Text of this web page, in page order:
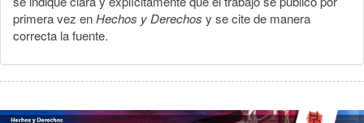
primera vez enHechos y Derechos y se cite de manera
correcta la fuente.